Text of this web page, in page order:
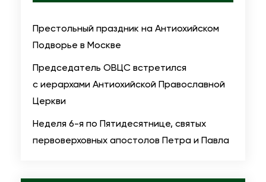
Престольный праздник на Антиохийском
Подворье в Москве
Председатель ОВЦС встретился
с иерархами Антиохийской Православной
Церкви
Неделя 6-я по Пятидесятнице, святых
первоверховных апостолов Петра и Павла